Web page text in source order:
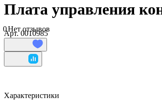
Плата управления
0Нет отзывов
Арт.0010985
Характеристики